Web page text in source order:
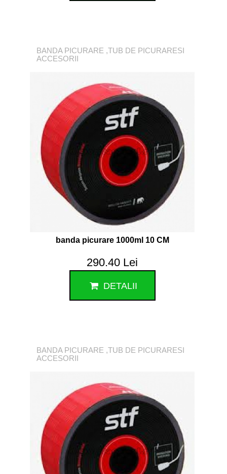
BANDA PICURARE ,TUB DE PICURARESI
ACCESORII
banda picurare 1000ml 10 CM
290.40 Lei
DETALII
BANDA PICURARE ,TUB DE PICURARESI
ACCESORII